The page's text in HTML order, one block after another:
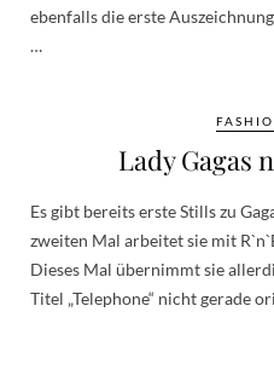
ebenfalls die erste
…
Lady Gagas
Es gibt bereits erste Stills zu
zweiten Mal arbeitet sie mit
Dieses Mal übernimmt sie
Titel „Telephone“ nicht gerade